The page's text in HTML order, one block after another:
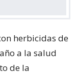
herbicidas de
a la salud
de la